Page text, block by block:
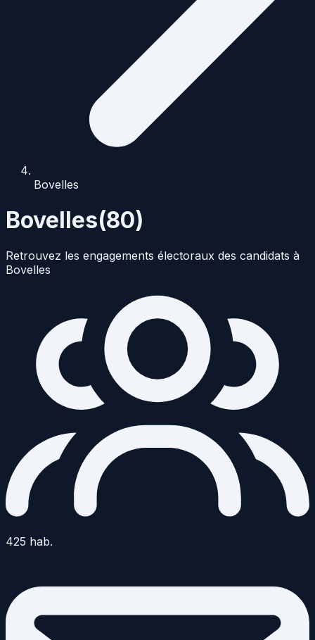
Bovelles
Bovelles(80)
Retrouvez les engagements électoraux des candidats à
Bovelles
425 hab.